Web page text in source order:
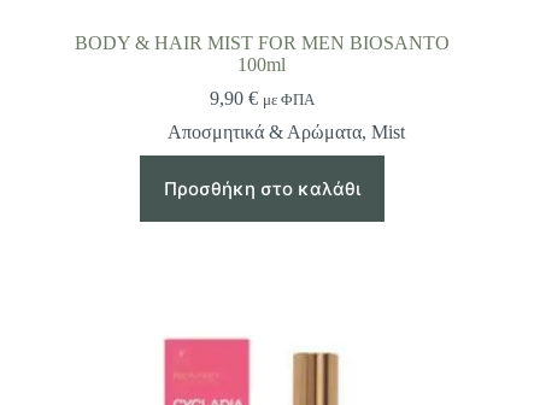
BODY & HAIR MIST FOR MEN BIOSANTO
100ml
9,90 € με ΦΠΑ
Αποσμητικά & Αρώματα, Mist
Προσθήκη στο καλάθι